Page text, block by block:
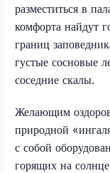
разместиться в
комфорта найдут
границ
густые сосновые
соседние скалы.
Желающим
природной
с собой
горящих на